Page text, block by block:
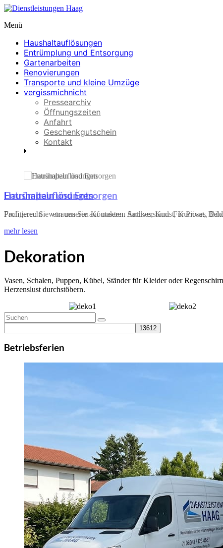
Skip
content
Dienstleistungen
Haag
Haushaltauflösungen,
Entrümpeln
Entsorgen
Menü
Haushaltauflösungen
Entrümplung und Entsorgung
Gartenarbeiten
Renovierungen
Transporte und kleine Umzüge
vergissmichnicht
Pressearchiv
Öffnungszeiten
Anfahrt
Geschenkgutschein
Kontakt
Entrümpeln und Entsorgen
Fachgerecht - vetrauen Sie auf unseren Sachverstand. Für Privat,
mehr lesen
Dekoration
Vasen, Schalen, Puppen, Kübel, Ständer für Kleider oder
Herzenslust durchstöbern.
Betriebsferien